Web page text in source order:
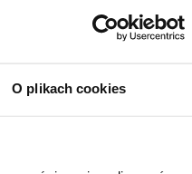
O plikach cookies